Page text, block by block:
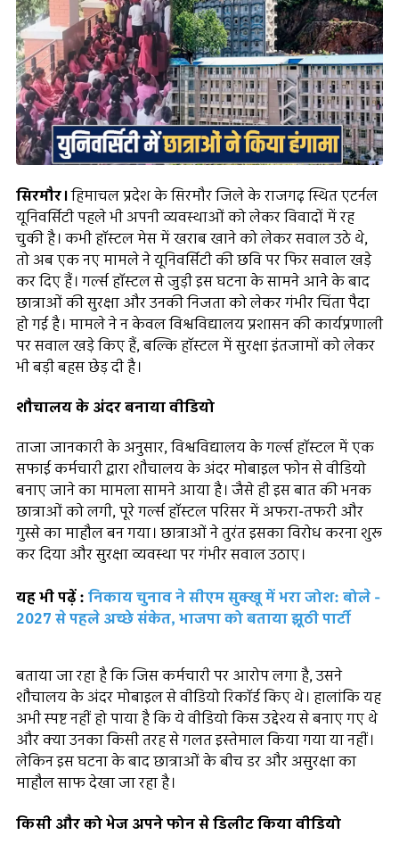
सिरमौर।हिमाचल प्रदेश के सिरमौर जिले के राजगढ़ स्थित एटर्नल
यूनिवर्सिटी पहले भी अपनी व्यवस्थाओं को लेकर विवादों में रह
चुकी है। कभी हॉस्टल मेस में खराब खाने को लेकर सवाल उठे थे,
तो अब एक नए मामले ने यूनिवर्सिटी की छवि पर फिर सवाल खड़े
कर दिए हैं। गर्ल्स हॉस्टल से जुड़ी इस घटना के सामने आने के बाद
छात्राओं की सुरक्षा और उनकी निजता को लेकर गंभीर चिंता पैदा
हो गई है। मामले ने न केवल विश्वविद्यालय प्रशासन की कार्यप्रणाली
पर सवाल खड़े किए हैं, बल्कि हॉस्टल में सुरक्षा इंतजामों को लेकर
भी बड़ी बहस छेड़ दी है।
शौचालय के अंदर बनाया वीडियो
ताजा जानकारी के अनुसार, विश्वविद्यालय के गर्ल्स हॉस्टल में एक
सफाई कर्मचारी द्वारा शौचालय के अंदर मोबाइल फोन से वीडियो
बनाए जाने का मामला सामने आया है। जैसे ही इस बात की भनक
छात्राओं को लगी, पूरे गर्ल्स हॉस्टल परिसर में अफरा-तफरी और
गुस्से का माहौल बन गया। छात्राओं ने तुरंत इसका विरोध करना शुरू
कर दिया और सुरक्षा व्यवस्था पर गंभीर सवाल उठाए।
यह भी पढ़ें : निकाय चुनाव ने सीएम सुक्खू में भरा जोश: बोले -
2027 से पहले अच्छे संकेत, भाजपा को बताया झूठी पार्टी
बताया जा रहा है कि जिस कर्मचारी पर आरोप लगा है, उसने
शौचालय के अंदर मोबाइल से वीडियो रिकॉर्ड किए थे। हालांकि यह
अभी स्पष्ट नहीं हो पाया है कि ये वीडियो किस उद्देश्य से बनाए गए थे
और क्या उनका किसी तरह से गलत इस्तेमाल किया गया या नहीं।
लेकिन इस घटना के बाद छात्राओं के बीच डर और असुरक्षा का
माहौल साफ देखा जा रहा है।
किसी और को भेज अपने फोन से डिलीट किया वीडियो